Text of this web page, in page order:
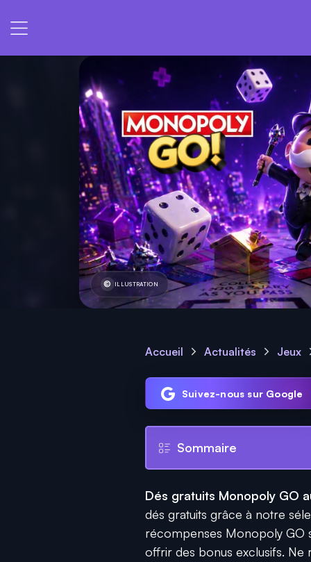
ILLUSTRATION
Accueil Actualités Jeux
Suivez-nous sur Google
Sommaire
Dés gratuits Monopoly GO
dés gratuits grâce à notre
récompenses Monopoly GO
offrir des bonus exclusifs. Ne